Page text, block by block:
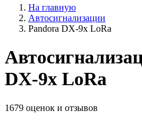
На главную
Автосигнализации
Pandora DX-9x LoRa
DX-9x LoRa
1679 оценок и отзывов